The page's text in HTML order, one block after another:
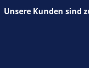
Unsere Kunden sind